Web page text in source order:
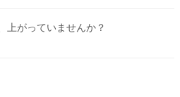
上がっていませんか？